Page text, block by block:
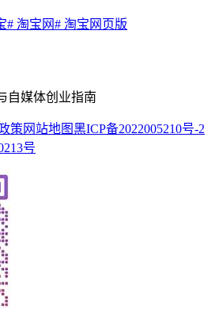
# 淘宝网# 淘宝网页版
自媒体创业指南
策 网站地图黑ICP备2022005210号-2
号